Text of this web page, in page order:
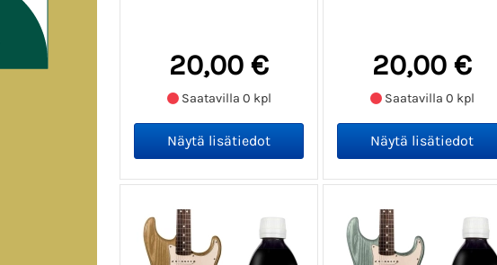
20,00 €
Saatavilla 0 kpl
20,00 €
Saatavilla 0 kpl